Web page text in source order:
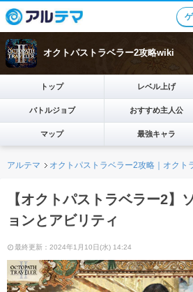
オクトパストラベラー2攻略wiki
トップ レベル上げ
バトルジョブ おすすめ主人公
マップ 最強キャラ
アルテマ オクトパストラベラー2攻略｜オクト
【オクトパストラベラー2】
ョンとアビリティ
最終更新：2024年1月10日(水) 14:24